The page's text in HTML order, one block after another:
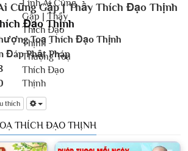
Cũng Gặp | Thầy Thích Đạo Thịnh
Đạo Thịnh
Toạ Thích Đạo Thịnh
Đáp Phật Pháp
thích
THÍCH ĐẠO THỊNH